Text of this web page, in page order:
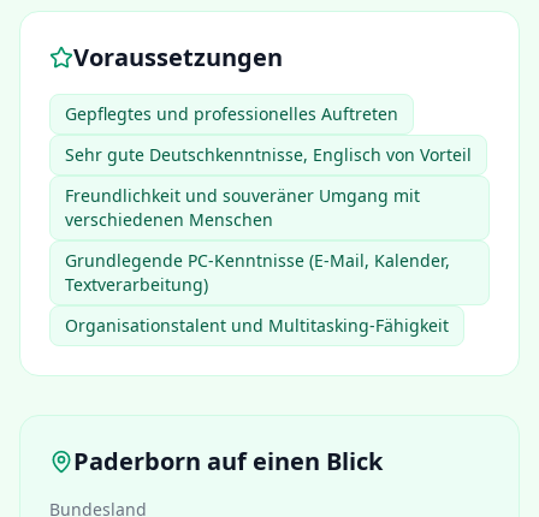
Voraussetzungen
Gepflegtes und professionelles Auftreten
Sehr gute Deutschkenntnisse, Englisch von Vorteil
Freundlichkeit und souveräner Umgang mit
verschiedenen Menschen
Grundlegende PC-Kenntnisse (E-Mail, Kalender,
Textverarbeitung)
Organisationstalent und Multitasking-Fähigkeit
Paderborn auf einen Blick
Bundesland